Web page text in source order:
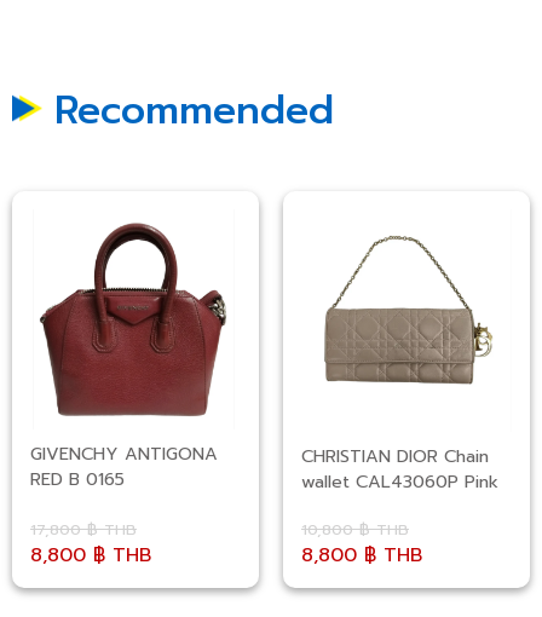
Recommended
GIVENCHY ANTIGONA
RED B 0165
17,800 ฿ THB
8,800 ฿ THB
CHRISTIAN DIOR Chain
wallet CAL43060P Pink
10,800 ฿ THB
8,800 ฿ THB